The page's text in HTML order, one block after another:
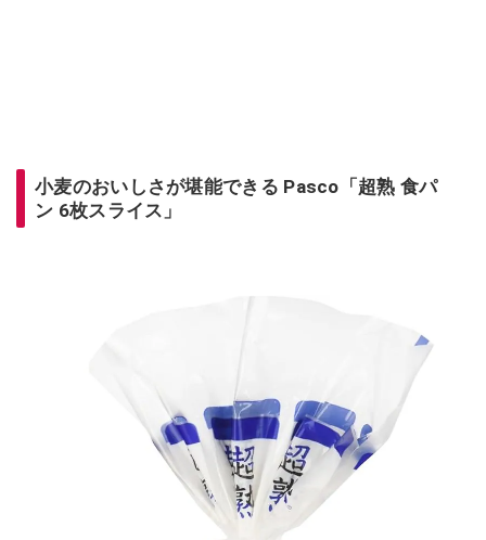
小麦のおいしさが堪能できる Pasco「超熟 食パ
ン 6枚スライス」